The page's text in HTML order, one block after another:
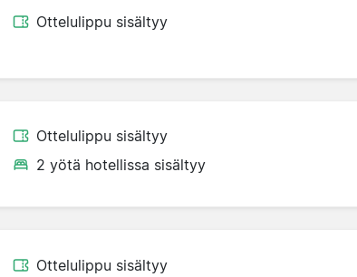
Ottelulippu sisältyy
Ottelulippu sisältyy
2 yötä hotellissa sisältyy
Ottelulippu sisältyy